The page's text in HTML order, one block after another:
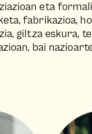
eta
fabrikazioa,
giltza eskura,
bai